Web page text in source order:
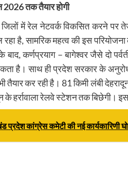
2026 तक तैयार होगी
जिलों में रेल नेटवर्क विकसित करने पर
है, सामरिक महत्व की इस
कर्णप्रयाग – बागेश्वर जैसे दो
है। साथ ही प्रदेश सरकार के
तैयार कर रही है। 81 किमी लंबी
के हर्रावाला रेलवे स्टेशन तक बिछेगी।
प्रदेश कांग्रेस कमेटी की नई